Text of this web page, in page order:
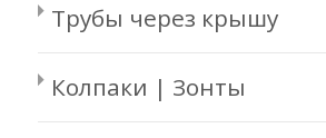
Трубы через крышу
Колпаки | Зонты